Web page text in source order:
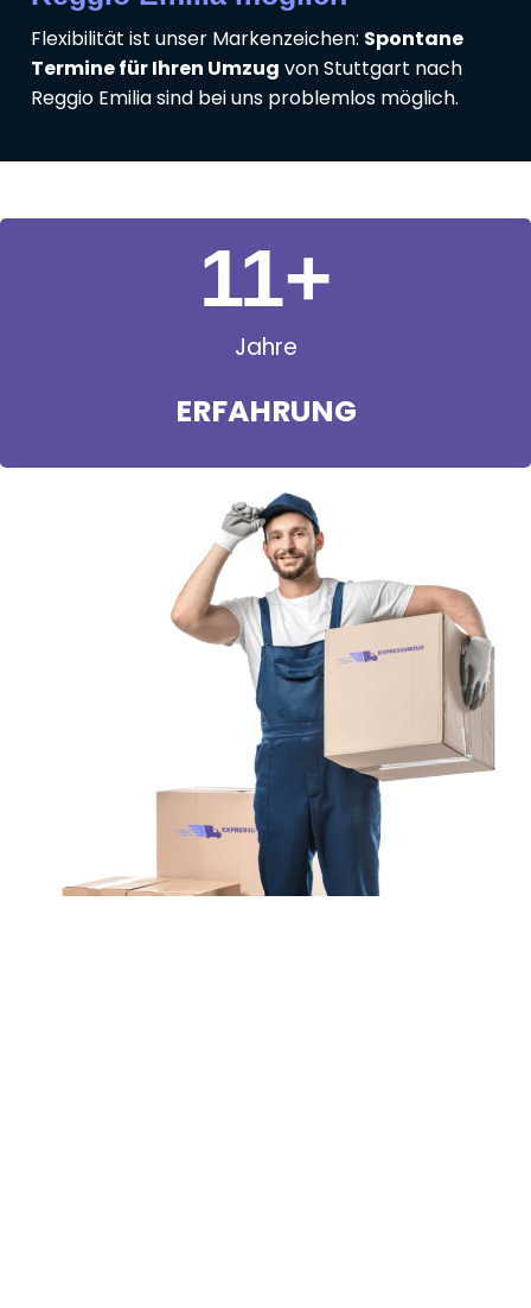
Flexibilität ist unser Markenzeichen: Spontane
Termine für Ihren Umzug von Stuttgart nach
Reggio Emilia sind bei uns problemlos möglich.
Jahre
ERFAHRUNG
11+